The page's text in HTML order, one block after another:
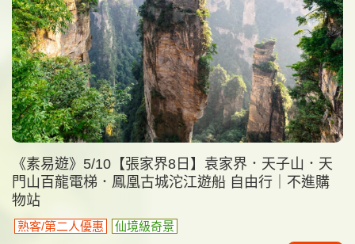
《素易遊》5/10【張家界8日】袁家界．天子山．天
門山百龍電梯．鳳凰古城沱江遊船 自由行｜不進購
物站
熟客/第二人優惠 仙境級奇景